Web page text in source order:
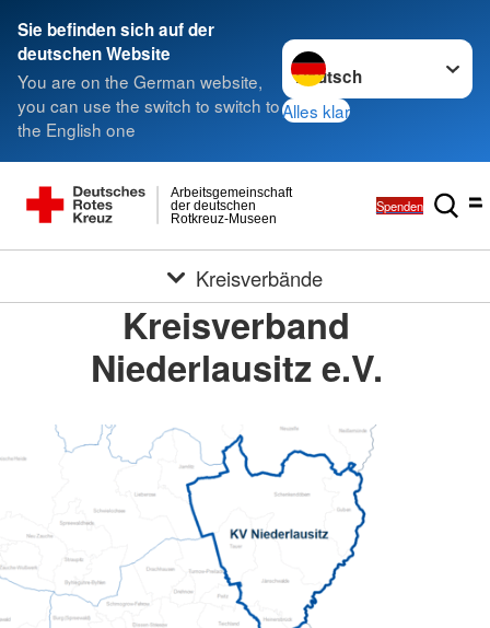
Sie befinden sich auf der
deutschen Website
You are on the German website,
you can use the switch to switch to
the English one
Sprache wechseln zu
Alles klar
Rotkreuz-Museen
der deutschen
Arbeitsgemeinschaft
Spenden
Kreisverbände
Kreisverband
Niederlausitz e.V.